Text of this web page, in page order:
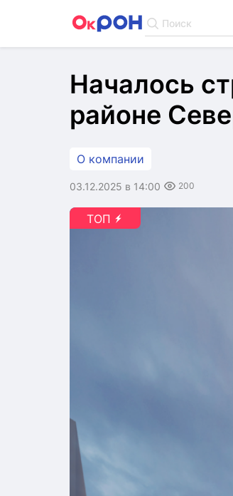
Поиск
Началось
районе
О компании
03.12.2025 в 14:00 200